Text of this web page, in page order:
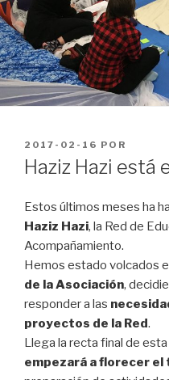
PUBLICADO
EN
2017-02-16 POR
Haziz Hazi está
Estos últimos meses ha
Haziz Hazi, la Red de
Acompañamiento.
Hemos estado volcados
de la Asociación,
responder a las
proyectos de la Red.
Llega la recta final de
empezará a florecer el